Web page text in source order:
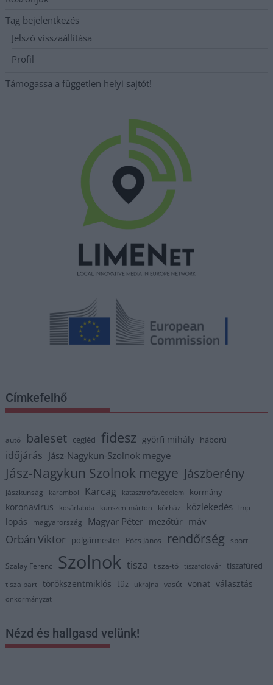
Tag bejelentkezés
Jelszó visszaállítása
Profil
Támogassa a független helyi sajtót!
Címkefelhő
autó baleset cegléd fidesz györfi mihály háború
időjárás Jász-Nagykun-Szolnok megye
Jász-Nagykun Szolnok megye Jászberény
Jászkunság karambol Karcag katasztrófavédelem kormány
koronavírus kosárlabda kunszentmárton kórház közlekedés lmp
lopás magyarország Magyar Péter mezőtúr máv
Orbán Viktor polgármester Pócs János rendőrség sport
Szalay Ferenc Szolnok tisza tisza-tó tiszaföldvár tiszafüred
tisza part törökszentmiklós tűz ukrajna vasút vonat választás
önkormányzat
Nézd és hallgasd velünk!